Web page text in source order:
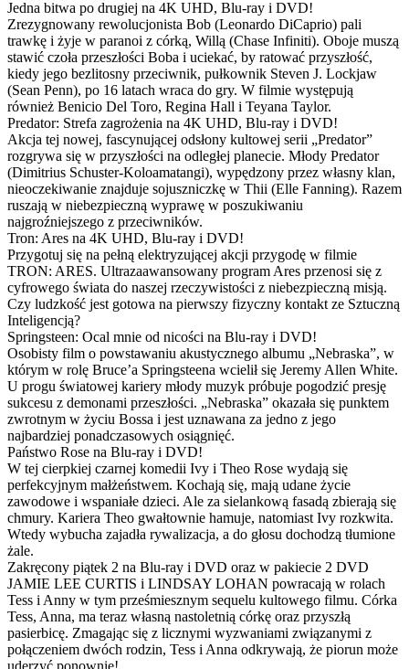
Jedna bitwa po drugiej na 4K UHD, Blu-ray i DVD!
Zrezygnowany rewolucjonista Bob (Leonardo DiCaprio) pali
trawkę i żyje w paranoi z córką, Willą (Chase Infiniti). Oboje muszą
stawić czoła przeszłości Boba i uciekać, by ratować przyszłość,
kiedy jego bezlitosny przeciwnik, pułkownik Steven J. Lockjaw
(Sean Penn), po 16 latach wraca do gry. W filmie występują
również Benicio Del Toro, Regina Hall i Teyana Taylor.
Predator: Strefa zagrożenia na 4K UHD, Blu-ray i DVD!
Akcja tej nowej, fascynującej odsłony kultowej serii „Predator”
rozgrywa się w przyszłości na odległej planecie. Młody Predator
(Dimitrius Schuster-Koloamatangi), wypędzony przez własny klan,
nieoczekiwanie znajduje sojuszniczkę w Thii (Elle Fanning). Razem
ruszają w niebezpieczną wyprawę w poszukiwaniu
najgroźniejszego z przeciwników.
Tron: Ares na 4K UHD, Blu-ray i DVD!
Przygotuj się na pełną elektryzującej akcji przygodę w filmie
TRON: ARES. Ultrazaawansowany program Ares przenosi się z
cyfrowego świata do naszej rzeczywistości z niebezpieczną misją.
Czy ludzkość jest gotowa na pierwszy fizyczny kontakt ze Sztuczną
Inteligencją?
Springsteen: Ocal mnie od nicości na Blu-ray i DVD!
Osobisty film o powstawaniu akustycznego albumu „Nebraska”, w
którym w rolę Bruce’a Springsteena wcielił się Jeremy Allen White.
U progu światowej kariery młody muzyk próbuje pogodzić presję
sukcesu z demonami przeszłości. „Nebraska” okazała się punktem
zwrotnym w życiu Bossa i jest uznawana za jedno z jego
najbardziej ponadczasowych osiągnięć.
Państwo Rose na Blu-ray i DVD!
W tej cierpkiej czarnej komedii Ivy i Theo Rose wydają się
perfekcyjnym małżeństwem. Kochają się, mają udane życie
zawodowe i wspaniałe dzieci. Ale za sielankową fasadą zbierają się
chmury. Kariera Theo gwałtownie hamuje, natomiast Ivy rozkwita.
Wtedy wybucha zajadła rywalizacja, a do głosu dochodzą tłumione
żale.
Zakręcony piątek 2 na Blu-ray i DVD oraz w pakiecie 2 DVD
JAMIE LEE CURTIS i LINDSAY LOHAN powracają w rolach
Tess i Anny w tym prześmiesznym sequelu kultowego filmu. Córka
Tess, Anna, ma teraz własną nastoletnią córkę oraz przyszłą
pasierbicę. Zmagając się z licznymi wyzwaniami związanymi z
połączeniem dwóch rodzin, Tess i Anna odkrywają, że piorun może
uderzyć ponownie!